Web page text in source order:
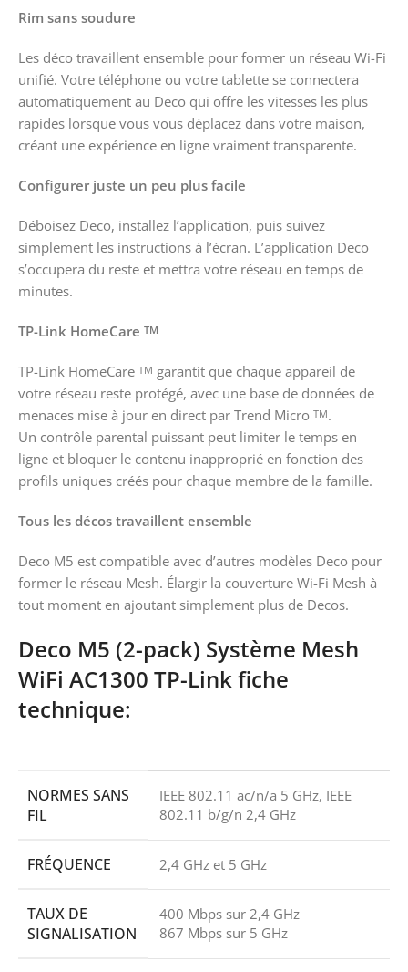
Rim sans soudure
Les déco travaillent ensemble pour former un réseau Wi-Fi
unifié. Votre téléphone ou votre tablette se connectera
automatiquement au Deco qui offre les vitesses les plus
rapides lorsque vous vous déplacez dans votre maison,
créant une expérience en ligne vraiment transparente.
Configurer juste un peu plus facile
Déboisez Deco, installez l’application, puis suivez
simplement les instructions à l’écran. L’application Deco
s’occupera du reste et mettra votre réseau en temps de
minutes.
TP-Link HomeCare TM
TP-Link HomeCare TM garantit que chaque appareil de
votre réseau reste protégé, avec une base de données de
menaces mise à jour en direct par Trend Micro TM.
Un contrôle parental puissant peut limiter le temps en
ligne et bloquer le contenu inapproprié en fonction des
profils uniques créés pour chaque membre de la famille.
Tous les décos travaillent ensemble
Deco M5 est compatible avec d’autres modèles Deco pour
former le réseau Mesh. Élargir la couverture Wi-Fi Mesh à
tout moment en ajoutant simplement plus de Decos.
Deco M5 (2-pack) Système Mesh
WiFi AC1300 TP-Link fiche
technique:
NORMES SANS
FIL
IEEE 802.11 ac/n/a 5 GHz, IEEE
802.11 b/g/n 2,4 GHz
FRÉQUENCE 2,4 GHz et 5 GHz
TAUX DE
SIGNALISATION
400 Mbps sur 2,4 GHz
867 Mbps sur 5 GHz